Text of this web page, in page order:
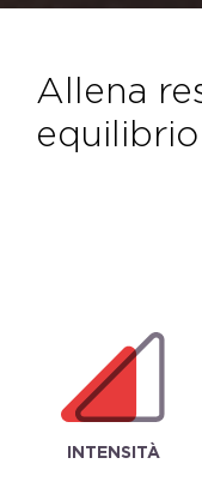
allena resistenza
equilibrio
INTENSITÀ